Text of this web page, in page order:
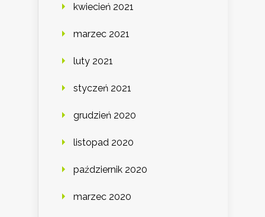
kwiecień 2021
marzec 2021
luty 2021
styczeń 2021
grudzień 2020
listopad 2020
październik 2020
marzec 2020